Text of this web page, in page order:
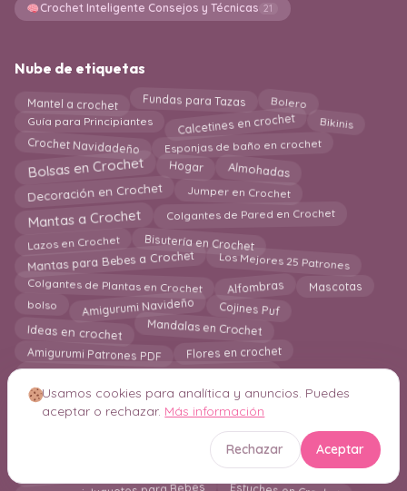
Crochet Inteligente Consejos y Técnicas 21
Nube de etiquetas
Mantel a crochet Fundas para Tazas Bolero
Guía para Principiantes Calcetines en crochet Bikinis
Crochet Navidadeño Esponjas de baño en crochet
Bolsas en Crochet Hogar Almohadas
Decoración en Crochet Jumper en Crochet
Mantas a Crochet Colgantes de Pared en Crochet
Lazos en Crochet Bisutería en Crochet
Mantas para Bebes a Crochet Los Mejores 25 Patrones
Colgantes de Plantas en Crochet Alfombras Mascotas
bolso Amigurumi Navideño Cojines Puf
Ideas en crochet Mandalas en Crochet
Amigurumi Patrones PDF Flores en crochet
Amigurumi Patrones Gratis
Chandal a crochet Bandolera en Crochet
Amigurumis e Ideas Navideñas en Crochet
Cazadora Bufandas
Usamos cookies para analítica y anuncios. Puedes
aceptar o rechazar. Más información
Rechazar Aceptar